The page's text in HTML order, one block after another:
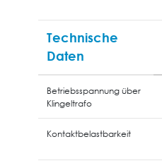
Technische
Daten
Betriebsspannung über
Klingeltrafo
Kontaktbelastbarkeit